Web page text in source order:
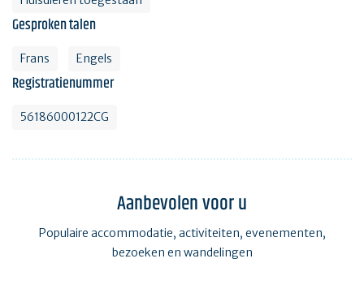
Gesproken talen
Frans Engels
Registratienummer
56186000122CG
Aanbevolen voor u
Populaire accommodatie, activiteiten, evenementen,
bezoeken en wandelingen